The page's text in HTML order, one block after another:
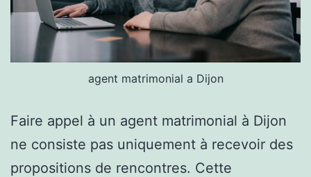
agent matrimonial a Dijon
Faire appel à un agent matrimonial à Dijon
ne consiste pas uniquement à recevoir des
propositions de rencontres. Cette